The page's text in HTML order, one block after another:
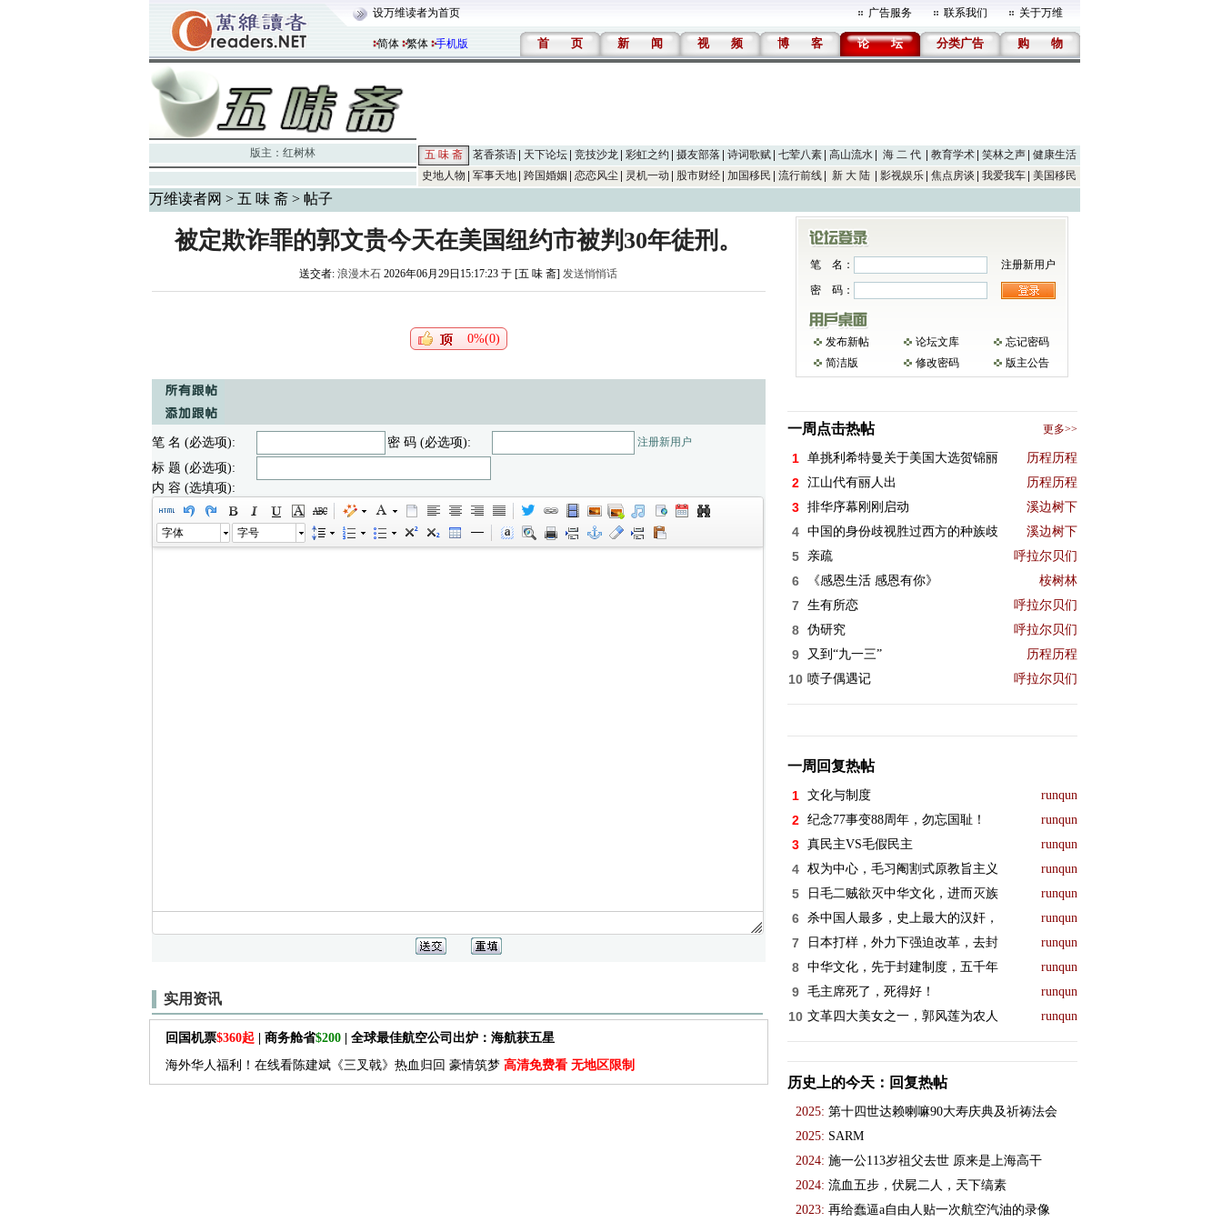
设万维读者为首页 广告服务 联系我们 关于万维
简体 繁体 手机版 首 页 新 闻 视 频 博 客 论 坛 分类广告 购 物
版主： 红树林 五 味 斋 茗香茶语 天下论坛 竞技沙龙 彩虹之约 摄友部落 诗词歌赋 七荤八素 高山流水 海 二 代 教育学术 笑林之声
健康生活
史地人物
军事天地 跨国婚姻 恋恋风尘 灵机一动 股市财经 加国移民 流行前线 新 大 陆 影视娱乐 焦点房谈 我爱我车 美国移民
万维读者网 > 五 味 斋> 帖子
被定欺诈罪的郭文贵今天在美国纽约市被判30年徒刑。
送交者: 浪漫木石 2026年06月29日15:17:23 于 [五 味 斋] 发送悄悄话
0%(0)
笔 名 (必选项): 密 码 (必选项): 注册新用户
标 题 (必选项):
内 容 (选填项):
字体 字号
实用资讯
回国机票$360起 | 商务舱省$200| 全球最佳航空公司出炉：海航获五星
海外华人福利！在线看陈建斌《三叉戟》热血归回 豪情筑梦 高清免费看 无地区限制
笔 名：
注册新用户
密 码：
发布新帖 论坛文库
忘记密码
简洁版
修改密码 版主公告
一周点击热帖 更多>>
1 单挑利希特曼关于美国大选贺锦丽 历程历程
2 江山代有丽人出 历程历程
3 排华序幕刚刚启动 溪边树下
4 中国的身份歧视胜过西方的种族歧 溪边树下
5 亲疏 呼拉尔贝们
6 《感恩生活 感恩有你》 桉树林
7 生有所恋 呼拉尔贝们
8 伪研究 呼拉尔贝们
9 又到“九一三” 历程历程
10 喷子偶遇记 呼拉尔贝们
一周回复热帖
1 文化与制度 runqun
2 纪念77事变88周年，勿忘国耻！ runqun
3 真民主VS毛假民主 runqun
4 权为中心，毛习阉割式原教旨主义 runqun
5 日毛二贼欲灭中华文化，进而灭族 runqun
6 杀中国人最多，史上最大的汉奸， runqun
7 日本打样，外力下强迫改革，去封 runqun
8 中华文化，先于封建制度，五千年 runqun
9 毛主席死了，死得好！ runqun
10 文革四大美女之一，郭风莲为农人 runqun
历史上的今天：回复热帖
2025: 第十四世达赖喇嘛90大寿庆典及祈祷法会
2025: SARM
2024: 施一公113岁祖父去世 原来是上海高干
2024: 流血五步，伏屍二人，天下缟素
2023: 再给蠢逼a自由人贴一次航空汽油的录像